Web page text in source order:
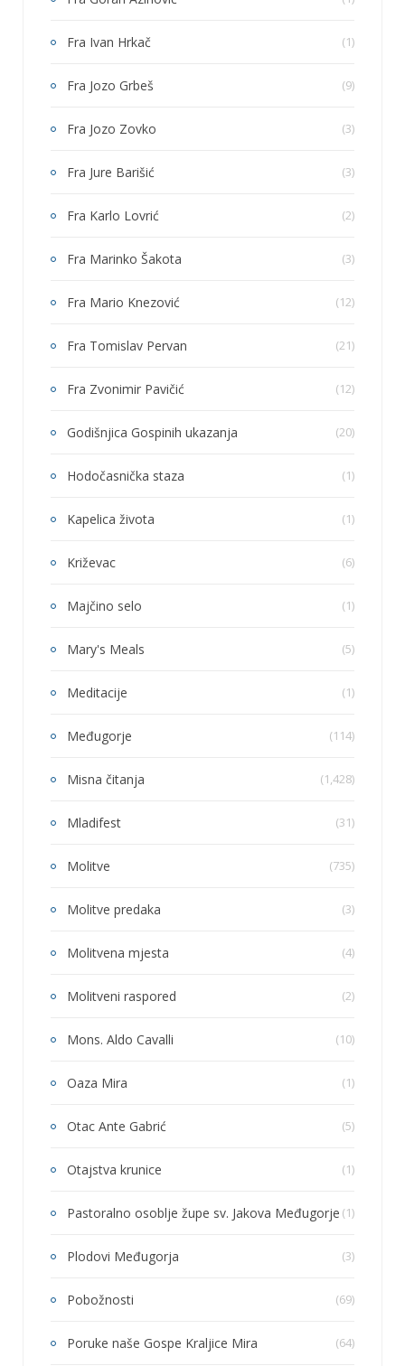
Fra Ivan Hrkač (1)
Fra Jozo Grbeš (9)
Fra Jozo Zovko (3)
Fra Jure Barišić (3)
Fra Karlo Lovrić (2)
Fra Marinko Šakota (3)
Fra Mario Knezović (12)
Fra Tomislav Pervan (21)
Fra Zvonimir Pavičić (12)
Godišnjica Gospinih ukazanja (20)
Hodočasnička staza (1)
Kapelica života (1)
Križevac (6)
Majčino selo (1)
Mary's Meals (5)
Meditacije (1)
Međugorje (114)
Misna čitanja (1,428)
Mladifest (31)
Molitve (735)
Molitve predaka (3)
Molitvena mjesta (4)
Molitveni raspored (2)
Mons. Aldo Cavalli (10)
Oaza Mira (1)
Otac Ante Gabrić (5)
Otajstva krunice (1)
Pastoralno osoblje župe sv. Jakova Međugorje (1)
Plodovi Međugorja (3)
Pobožnosti (69)
Poruke naše Gospe Kraljice Mira (64)